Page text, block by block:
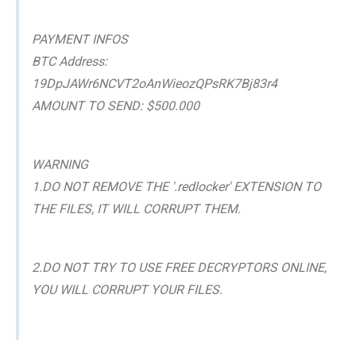
PAYMENT INFOS
BTC Address:
19DpJAWr6NCVT2oAnWieozQPsRK7Bj83r4
AMOUNT TO SEND: $500.000
WARNING
1.DO NOT REMOVE THE '.redlocker' EXTENSION TO
THE FILES, IT WILL CORRUPT THEM.
2.DO NOT TRY TO USE FREE DECRYPTORS ONLINE,
YOU WILL CORRUPT YOUR FILES.